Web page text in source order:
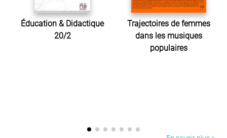
Éducation & Didactique
20/2
Trajectoires de femmes
dans les musiques
populaires